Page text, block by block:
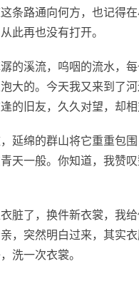
条路通向何方，也记得
此再也没有打开。
的溪流，呜咽的流水，
大的。今天我又来到了
的旧友，久久对望，却相
延绵的群山将它重重包
天一般。你知道，我赞
脏了，换件新衣裳，我
，突然明白过来，其实
洗一次衣裳。